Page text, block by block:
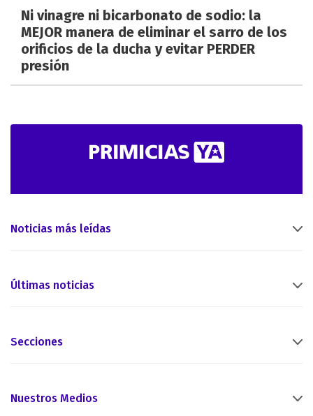
Ni vinagre ni bicarbonato de sodio: la
MEJOR manera de eliminar el sarro de los
orificios de la ducha y evitar PERDER
presión
Noticias más leídas
Últimas noticias
Secciones
Nuestros Medios